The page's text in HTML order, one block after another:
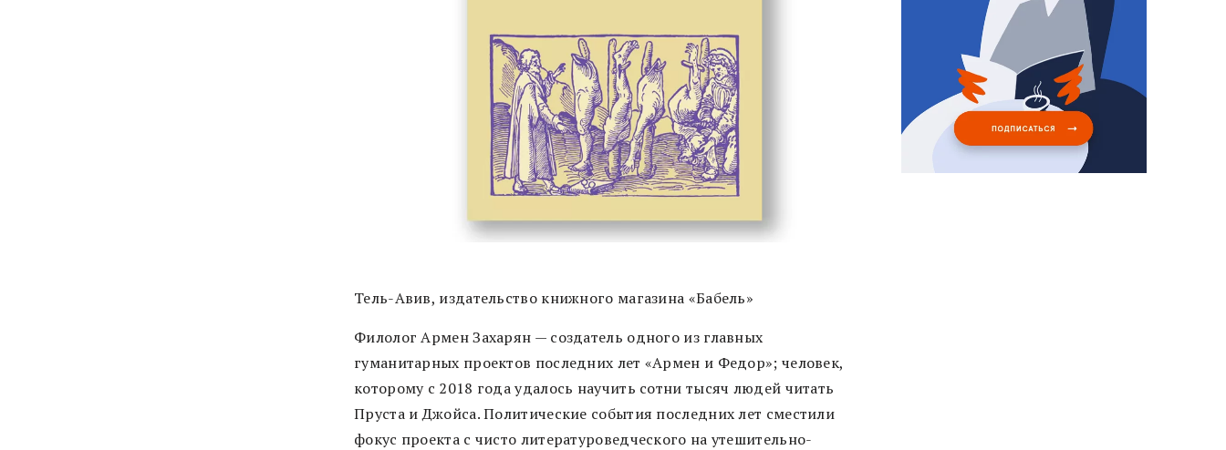
Тель-Авив, издательство книжного магазина «Бабель»
Филолог Армен Захарян — создатель одного из главных
гуманитарных проектов последних лет «Армен и Федор»; человек,
которому с 2018 года удалось научить сотни тысяч людей читать
Пруста и Джойса. Политические события последних лет сместили
фокус проекта с чисто литературоведческого на утешительно-